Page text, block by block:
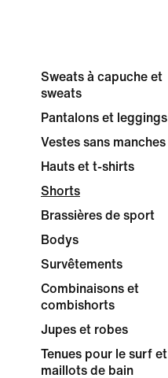
Sweats à capuche et
sweats
Pantalons et leggings
Vestes sans manches
Hauts et t-shirts
Shorts
Brassières de sport
Bodys
Survêtements
Combinaisons et
combishorts
Jupes et robes
Tenues pour le surf et
maillots de bain